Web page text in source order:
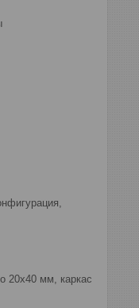
20х40 мм, каркас